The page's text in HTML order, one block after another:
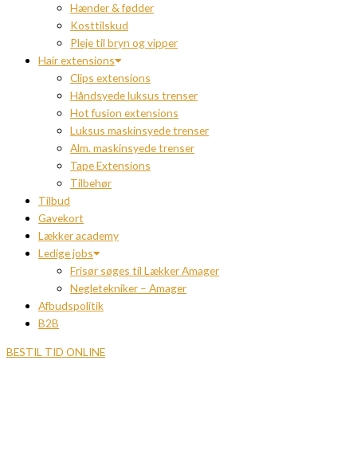
Hænder & fødder
Kosttilskud
Pleje til bryn og vipper
Hair extensions
Clips extensions
Håndsyede luksus trenser
Hot fusion extensions
Luksus maskinsyede trenser
Alm. maskinsyede trenser
Tape Extensions
Tilbehør
Tilbud
Gavekort
Lækker academy
Ledige jobs
Frisør søges til Lækker Amager
Negletekniker – Amager
Afbudspolitik
B2B
BESTIL TID ONLINE